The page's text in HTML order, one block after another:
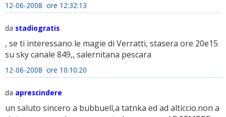
12-06-2008 ore 12:32:13
da stadiogratis
, se ti interessano le magie di Verratti, stasera ore 20e15
su sky canale 849,, salernitana pescara
12-06-2008 ore 10:10:20
da aprescindere
un saluto sincero a bubbuell,a tatnka ed ad alticcio.non a